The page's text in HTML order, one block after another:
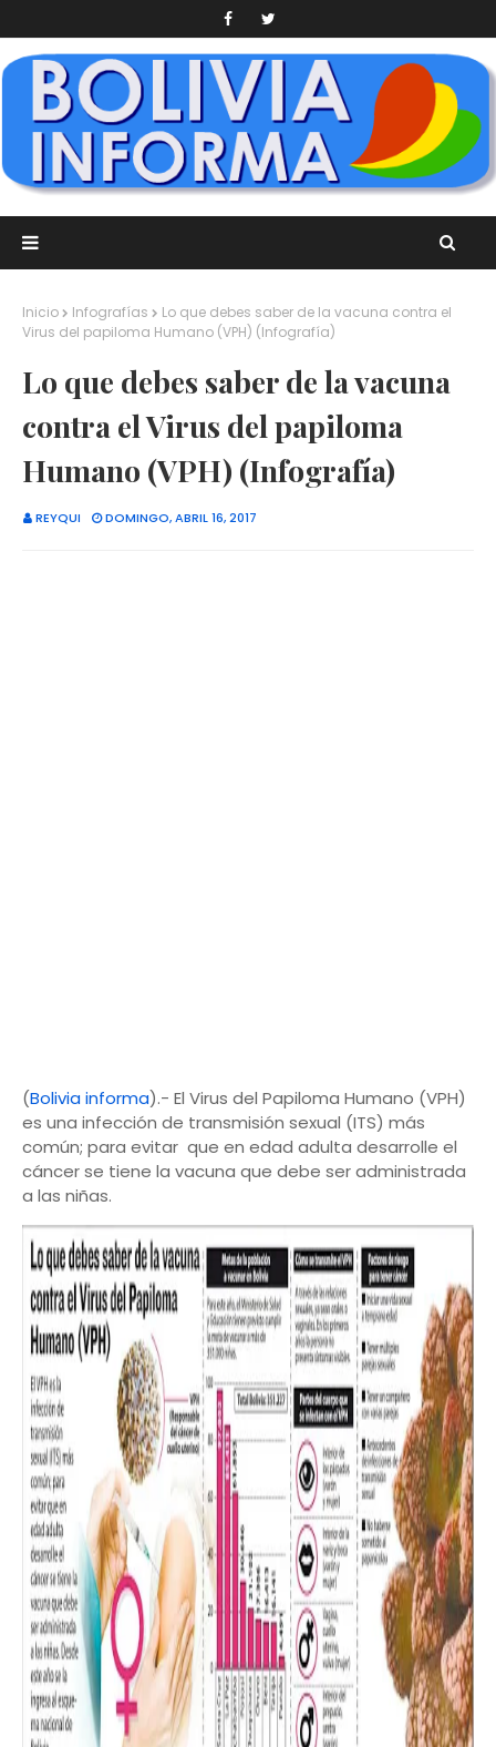
Inicio Infografías
Lo que debes saber de la vacuna contra el
Virus del papiloma Humano (VPH) (Infografía)
Lo que debes saber de la vacuna
contra el Virus del papiloma
Humano (VPH) (Infografía)
REYQUI DOMINGO, ABRIL 16, 2017
(Bolivia informa).- El Virus del Papiloma Humano (VPH)
es una infección de transmisión sexual (ITS) más
común; para evitar que en edad adulta desarrolle el
cáncer se tiene la vacuna que debe ser administrada
a las niñas.